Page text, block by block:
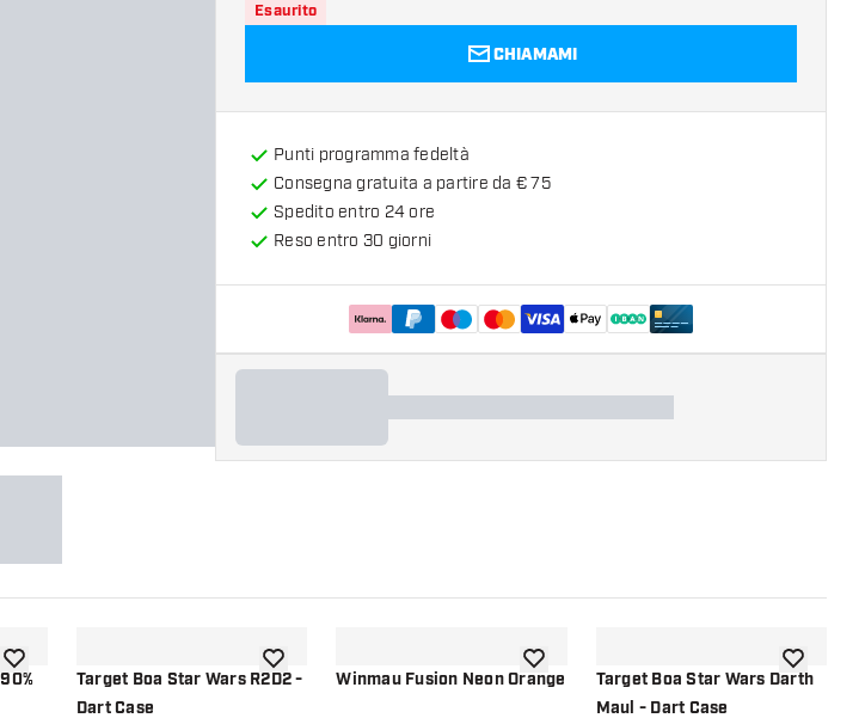
Esaurito
CHIAMAMI
Punti programma fedeltà
Consegna gratuita a partire da € 75
Spedito entro 24 ore
Reso entro 30 giorni
aggiungi alla lista dei desideri
Target Boa Star Wars R2D2 -
Dart Case
aggiungi alla lista dei desideri
Winmau Fusion Neon Orangeaggiungi alla lista dei desideri
Target Boa Star Wars Darth
Maul - Dart Case
aggiungi